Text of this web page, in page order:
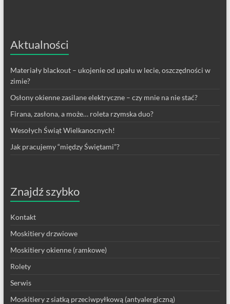
Aktualności
Materiały blackout – ukojenie od upału w lecie, oszczędności w
zimie?
Osłony okienne zasilane elektryczne – czy mnie na nie stać?
Firana, zasłona, a może… roleta rzymska duo?
Wesołych Świąt Wielkanocnych!
Jak pracujemy “między Świętami”?
Znajdź szybko
Kontakt
Moskitiery drzwiowe
Moskitiery okienne (ramkowe)
Rolety
Serwis
Moskitiery z siatką przeciwpyłkową (antyalergiczną)